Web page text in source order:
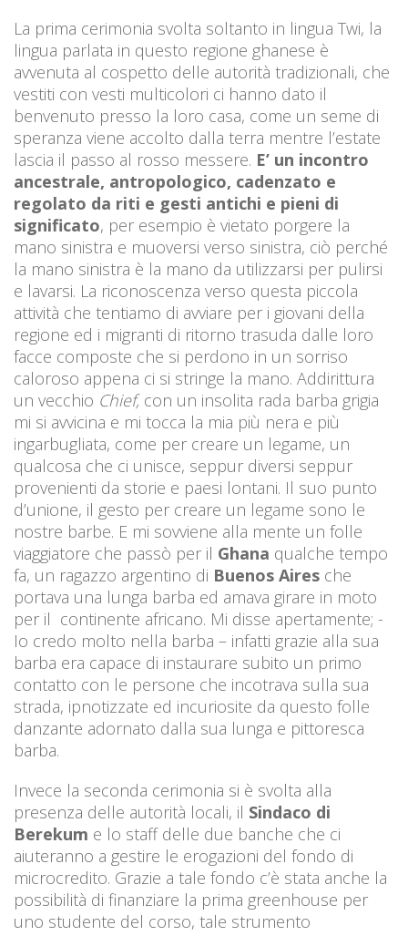
La prima cerimonia svolta soltanto in lingua Twi, la
lingua parlata in questo regione ghanese è
avvenuta al cospetto delle autorità tradizionali, che
vestiti con vesti multicolori ci hanno dato il
benvenuto presso la loro casa, come un seme di
speranza viene accolto dalla terra mentre l’estate
lascia il passo al rosso messere. E’ un incontro
ancestrale, antropologico, cadenzato e
regolato da riti e gesti antichi e pieni di
significato, per esempio è vietato porgere la
mano sinistra e muoversi verso sinistra, ciò perché
la mano sinistra è la mano da utilizzarsi per pulirsi
e lavarsi. La riconoscenza verso questa piccola
attività che tentiamo di avviare per i giovani della
regione ed i migranti di ritorno trasuda dalle loro
facce composte che si perdono in un sorriso
caloroso appena ci si stringe la mano. Addirittura
un vecchio Chief, con un insolita rada barba grigia
mi si avvicina e mi tocca la mia più nera e più
ingarbugliata, come per creare un legame, un
qualcosa che ci unisce, seppur diversi seppur
provenienti da storie e paesi lontani. Il suo punto
d’unione, il gesto per creare un legame sono le
nostre barbe. E mi sovviene alla mente un folle
viaggiatore che passò per il Ghana qualche tempo
fa, un ragazzo argentino di Buenos Aires che
portava una lunga barba ed amava girare in moto
per il continente africano. Mi disse apertamente; -
Io credo molto nella barba – infatti grazie alla sua
barba era capace di instaurare subito un primo
contatto con le persone che incotrava sulla sua
strada, ipnotizzate ed incuriosite da questo folle
danzante adornato dalla sua lunga e pittoresca
barba.
Invece la seconda cerimonia si è svolta alla
presenza delle autorità locali, il Sindaco di
Berekum e lo staff delle due banche che ci
aiuteranno a gestire le erogazioni del fondo di
microcredito. Grazie a tale fondo c’è stata anche la
possibilità di finanziare la prima greenhouse per
uno studente del corso, tale strumento